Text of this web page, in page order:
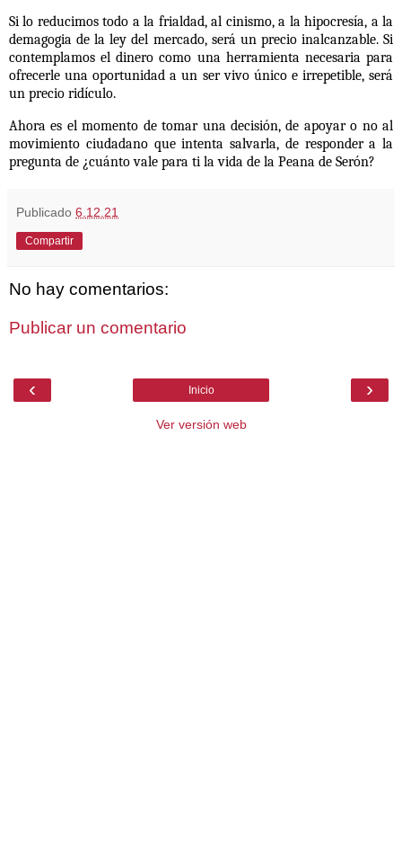
Si lo reducimos todo a la frialdad, al cinismo, a la hipocresía, a la
demagogia de la ley del mercado, será un precio inalcanzable. Si
contemplamos el dinero como una herramienta necesaria para
ofrecerle una oportunidad a un ser vivo único e irrepetible, será
un precio ridículo.
Ahora es el momento de tomar una decisión, de apoyar o no al
movimiento ciudadano que intenta salvarla, de responder a la
pregunta de ¿cuánto vale para ti la vida de la Peana de Serón?
Publicado 6.12.21
Compartir
No hay comentarios:
Publicar un comentario
‹ ›
Inicio
Ver versión web